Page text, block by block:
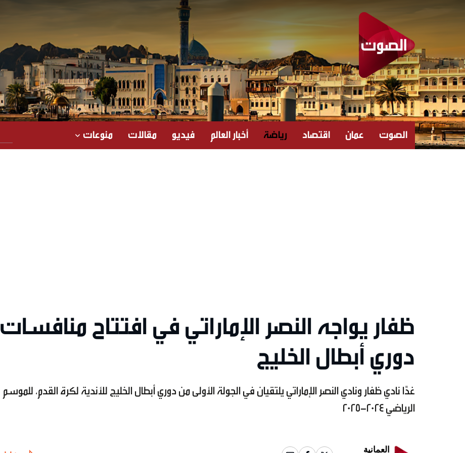
الصوت عمان اقتصاد رياضة أخبار العالم فيديو مقالات منوعات
ظفار يواجه النصر الإماراتي في افتتاح منافسات
دوري أبطال الخليج
غدًا نادي ظفار ونادي النصر الإماراتي يلتقيان في الجولة الأولى من دوري أبطال الخليج للأندية لكرة القدم، للموسم
الرياضي 2024-2025
العمانية